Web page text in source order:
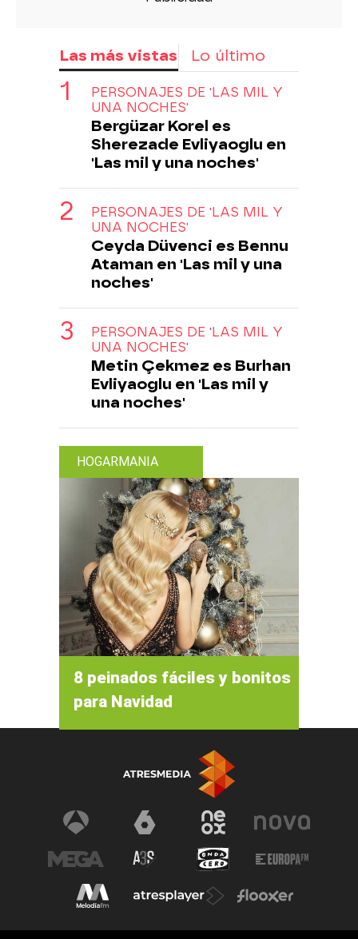
Las más vistas Lo último
PERSONAJES DE 'LAS MIL Y
UNA NOCHES'
Bergüzar Korel es
Sherezade Evliyaoglu en
'Las mil y una noches'
PERSONAJES DE 'LAS MIL Y
UNA NOCHES'
Ceyda Düvenci es Bennu
Ataman en 'Las mil y una
noches'
PERSONAJES DE 'LAS MIL Y
UNA NOCHES'
Metin Çekmez es Burhan
Evliyaoglu en 'Las mil y
una noches'
HOGARMANIA
8 peinados fáciles y bonitos
para Navidad